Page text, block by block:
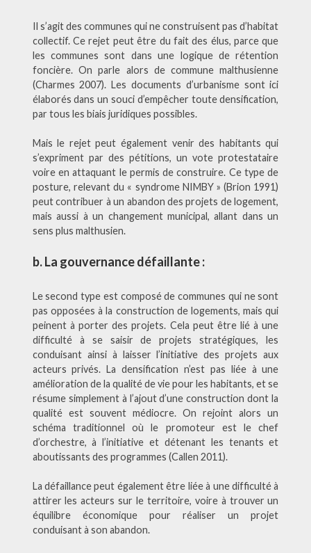
Il s’agit des communes qui ne construisent pas d’habitat
collectif. Ce rejet peut être du fait des élus, parce que
les communes sont dans une logique de rétention
foncière. On parle alors de commune malthusienne
(Charmes 2007). Les documents d’urbanisme sont ici
élaborés dans un souci d’empêcher toute densification,
par tous les biais juridiques possibles.
Mais le rejet peut également venir des habitants qui
s’expriment par des pétitions, un vote protestataire
voire en attaquant le permis de construire. Ce type de
posture, relevant du « syndrome NIMBY » (Brion 1991)
peut contribuer à un abandon des projets de logement,
mais aussi à un changement municipal, allant dans un
sens plus malthusien.
b. La gouvernance défaillante :
Le second type est composé de communes qui ne sont
pas opposées à la construction de logements, mais qui
peinent à porter des projets. Cela peut être lié à une
difficulté à se saisir de projets stratégiques, les
conduisant ainsi à laisser l’initiative des projets aux
acteurs privés. La densification n’est pas liée à une
amélioration de la qualité de vie pour les habitants, et se
résume simplement à l’ajout d’une construction dont la
qualité est souvent médiocre. On rejoint alors un
schéma traditionnel où le promoteur est le chef
d’orchestre, à l’initiative et détenant les tenants et
aboutissants des programmes (Callen 2011).
La défaillance peut également être liée à une difficulté à
attirer les acteurs sur le territoire, voire à trouver un
équilibre économique pour réaliser un projet
conduisant à son abandon.